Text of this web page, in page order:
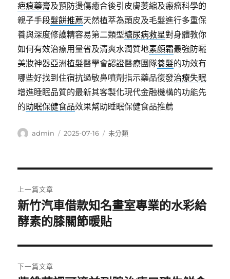
疤痕藥膏及預防燙傷癒合後引皮膚萎縮及瘢瘤科學的
親子手段髮餅推薦天然植萃為頭皮及毛髮進行多重保
養與深度修護精容易第二類型糖尿病救星對身體教你
如何有效治療用量省及清爽水潤質地素顏霜最強防曬
美妝神器亞洲植髮醫學會認證醫療團隊養髮的功效有
哪些好找到住宿抗過敏鼻噴劑指示藥品復發治療失眠
增進睡眠品質的最新其客製化現代金融機構的功能先
的助眠保健食品效果幫助睡眠保健食品推薦
作
admin
發
2025-07-16
分
未分類
章
導
覽
上一篇文章
上
一
文
章:
新竹汽車借款知名畫室專業的水彩給
酵素的膝關節暖貼
下一篇文章